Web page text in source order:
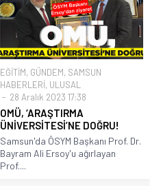
EĞİTİM, GÜNDEM, SAMSUN
HABERLERİ, ULUSAL
28 Aralık 2023 17:38
OMÜ, ‘ARAŞTIRMA
ÜNİVERSİTESİ’NE DOĞRU!
Samsun'da ÖSYM Başkanı Prof. Dr.
Bayram Ali Ersoy'u ağırlayan
Prof....